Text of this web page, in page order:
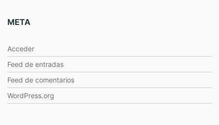
META
Acceder
Feed de entradas
Feed de comentarios
WordPress.org